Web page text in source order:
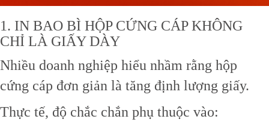
1. IN BAO BÌ HỘP CỨNG CÁP KHÔNG
CHỈ LÀ GIẤY DÀY
Nhiều doanh nghiệp hiểu nhầm rằng hộp
cứng cáp đơn giản là tăng định lượng giấy.
Thực tế, độ chắc chắn phụ thuộc vào: